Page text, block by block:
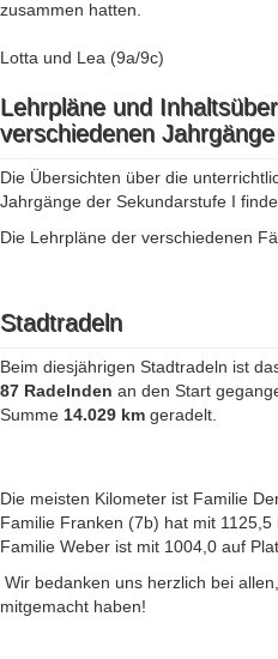
zusammen hatten.
Lotta und Lea (9a/9c)
Lehrpläne und
verschiedenen Jahrgänge
Die Übersichten über die
Jahrgänge der Sekundarstufe I
Die Lehrpläne der verschiedenen
Stadtradeln
Beim diesjährigen Stadtradeln ist
87 Radelnden an den Start
Summe 14.029 km geradelt.
Die meisten Kilometer ist Familie
Familie Franken (7b) hat mit
Familie Weber ist mit 1004,0 auf
Wir bedanken uns herzlich bei
mitgemacht haben!